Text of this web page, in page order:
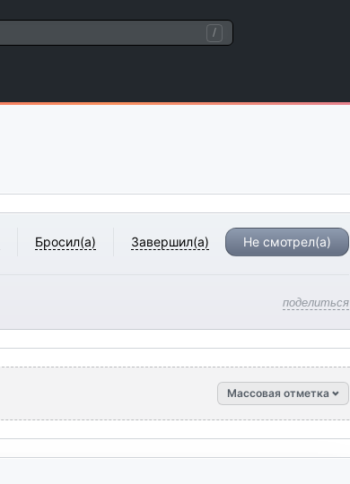
/
Бросил(а) Завершил(а) Не смотрел(а)
поделиться
Массовая отметка